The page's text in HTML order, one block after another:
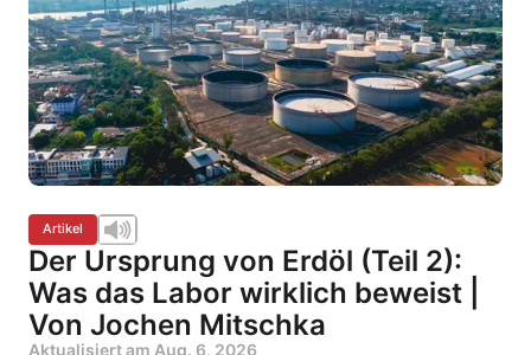
Artikel
Der Ursprung von Erdöl (Teil 2):
Was das Labor wirklich beweist |
Von Jochen Mitschka
Aktualisiert am Aug. 6, 2026